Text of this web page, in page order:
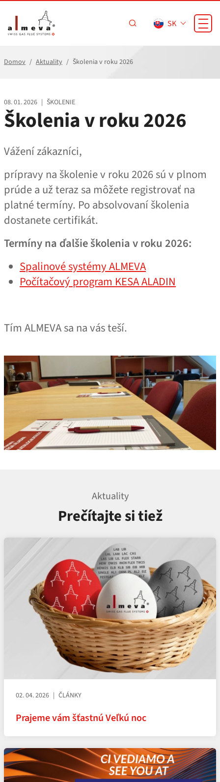
SK
Domov Aktuality Školenia v roku 2026
08. 01. 2026 | ŠKOLENIE
Školenia v roku 2026
Vážení zákazníci,
prípravy na školenie v roku 2026 sú v plnom
prúde a už teraz sa môžete registrovať na
platné termíny. Po absolvovaní školenia
dostanete certifikát.
Termíny na ďalšie školenia v roku 2026:
Spalinové systémy ALMEVA
Počítačový program KESA ALADIN
Tím ALMEVA sa na vás teší.
Aktuality
Prečítajte si tiež
02. 04. 2026 ČLÁNKY
Prajeme vám šťastnú Veľkú noc